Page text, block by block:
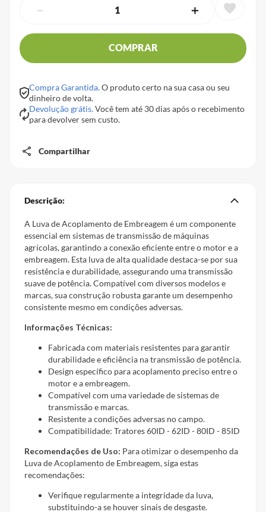
＋
－
COMPRAR
Compra Garantida.O produto certo na sua casa ou seu
dinheiro de volta.
Devolução grátis.Você tem até 30 dias após o recebimento
para devolver sem custo.
Compartilhar
Descrição:
A Luva de Acoplamento de Embreagem é um componente
essencial em sistemas de transmissão de máquinas
agrícolas, garantindo a conexão eficiente entre o motor e a
embreagem. Esta luva de alta qualidade destaca-se por sua
resistência e durabilidade, assegurando uma transmissão
suave de potência. Compatível com diversos modelos e
marcas, sua construção robusta garante um desempenho
consistente mesmo em condições adversas.
Informações Técnicas:
Fabricada com materiais resistentes para garantir
durabilidade e eficiência na transmissão de potência.
Design específico para acoplamento preciso entre o
motor e a embreagem.
Compatível com uma variedade de sistemas de
transmissão e marcas.
Resistente a condições adversas no campo.
Compatibilidade: Tratores 60ID - 62ID - 80ID - 85ID
Recomendações de Uso: Para otimizar o desempenho da
Luva de Acoplamento de Embreagem, siga estas
recomendações:
Verifique regularmente a integridade da luva,
substituindo-a se houver sinais de desgaste.